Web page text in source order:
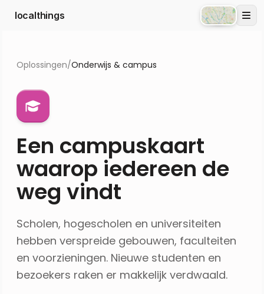
localthings
Atlas
Oplossingen/Onderwijs & campus
Een campuskaart
waarop iedereen de
weg vindt
Scholen, hogescholen en universiteiten
hebben verspreide gebouwen, faculteiten
en voorzieningen. Nieuwe studenten en
bezoekers raken er makkelijk verdwaald.